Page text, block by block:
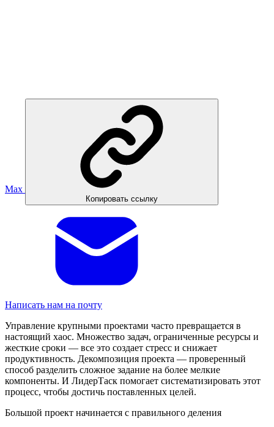
Max
Копировать ссылку
Написать нам на почту
Управление крупными проектами часто превращается в
настоящий хаос. Множество задач, ограниченные ресурсы и
жесткие сроки — все это создает стресс и снижает
продуктивность. Декомпозиция проекта — проверенный
способ разделить сложное задание на более мелкие
компоненты. И ЛидерТаск помогает систематизировать этот
процесс, чтобы достичь поставленных целей.
Большой проект начинается с правильного деления